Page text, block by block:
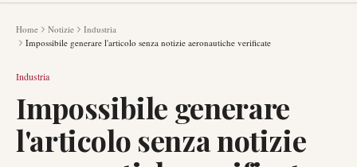
Home Notizie
Industria
Impossibile generare l'articolo senza notizie aeronautiche verificate
Industria
Impossibile generare
l'articolo senza notizie